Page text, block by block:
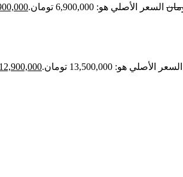
السعر الأصلي هو: 6,900,000 تومان.
السعر الأصلي هو: 13,500,000 تومان. 12,900,000